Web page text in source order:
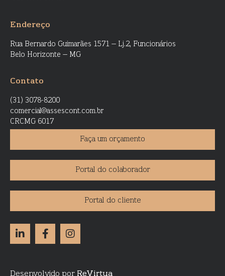
Endereço
Rua Bernardo Guimarães 1571 – Lj.2, Funcionários
Belo Horizonte – MG
Contato
(31) 3078-8200
comercial@assescont.com.br
CRCMG 6017
Faça um orçamento
Portal do colaborador
Portal do cliente
Desenvolvido por ReVirtua